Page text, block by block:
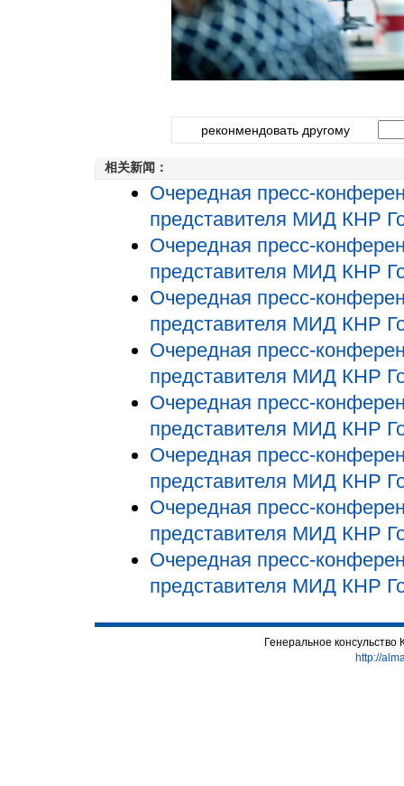
реконмендовать другому
相关新闻：
Очередная пресс-
представителя МИД КНР
Очередная пресс-
представителя МИД КНР
Очередная пресс-
представителя МИД КНР
Очередная пресс-
представителя МИД КНР
Очередная пресс-
представителя МИД КНР
Очередная пресс-
представителя МИД КНР
Очередная пресс-
представителя МИД КНР
Очередная пресс-
представителя МИД КНР
Генеральное
http://